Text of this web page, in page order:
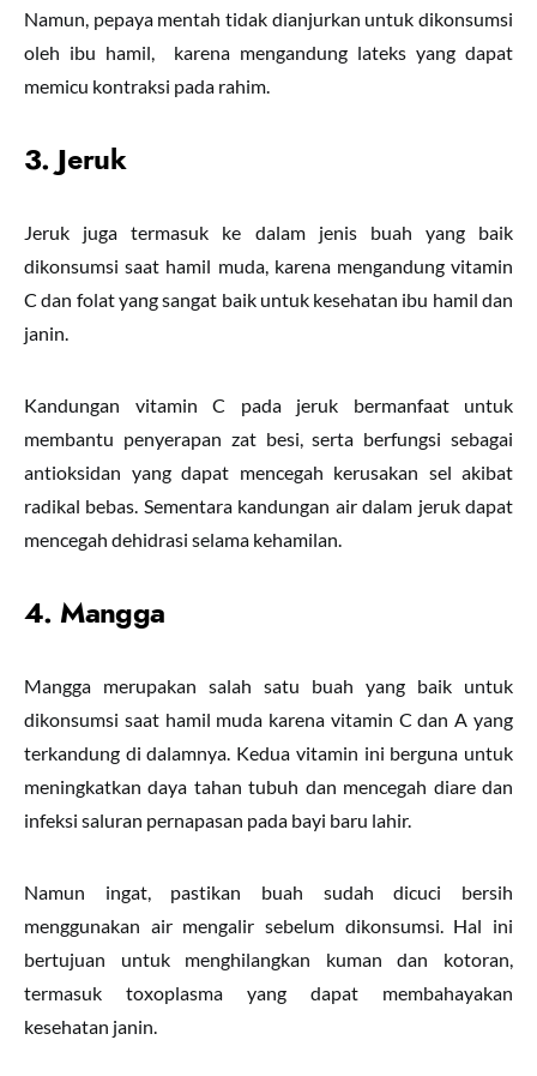
Namun, pepaya mentah tidak dianjurkan untuk dikonsumsi
oleh ibu hamil, karena mengandung lateks yang dapat
memicu kontraksi pada rahim.
3. Jeruk
Jeruk juga termasuk ke dalam jenis buah yang baik
dikonsumsi saat hamil muda, karena mengandung vitamin
C dan folat yang sangat baik untuk kesehatan ibu hamil dan
janin.
Kandungan vitamin C pada jeruk bermanfaat untuk
membantu penyerapan zat besi, serta berfungsi sebagai
antioksidan yang dapat mencegah kerusakan sel akibat
radikal bebas. Sementara kandungan air dalam jeruk dapat
mencegah dehidrasi selama kehamilan.
4. Mangga
Mangga merupakan salah satu buah yang baik untuk
dikonsumsi saat hamil muda karena vitamin C dan A yang
terkandung di dalamnya. Kedua vitamin ini berguna untuk
meningkatkan daya tahan tubuh dan mencegah diare dan
infeksi saluran pernapasan pada bayi baru lahir.
Namun ingat, pastikan buah sudah dicuci bersih
menggunakan air mengalir sebelum dikonsumsi. Hal ini
bertujuan untuk menghilangkan kuman dan kotoran,
termasuk toxoplasma yang dapat membahayakan
kesehatan janin.